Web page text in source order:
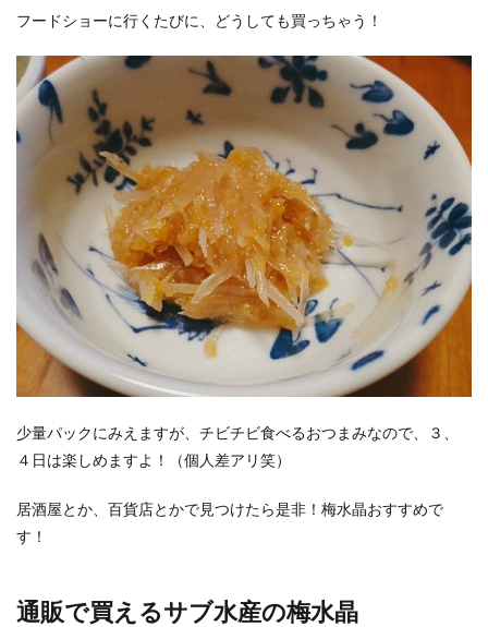
フードショーに行くたびに、どうしても買っちゃう！
少量パックにみえますが、チビチビ食べるおつまみなので、３、
４日は楽しめますよ！（個人差アリ笑）
居酒屋とか、百貨店とかで見つけたら是非！梅水晶おすすめで
す！
通販で買えるサブ水産の梅水晶